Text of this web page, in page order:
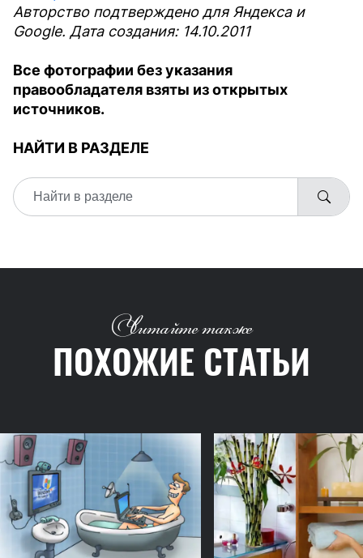
Авторство подтверждено для Яндекса и
Google. Дата создания: 14.10.2011
Все фотографии без указания
правообладателя взяты из открытых
источников.
НАЙТИ В РАЗДЕЛЕ
Читайте также
ПОХОЖИЕ СТАТЬИ